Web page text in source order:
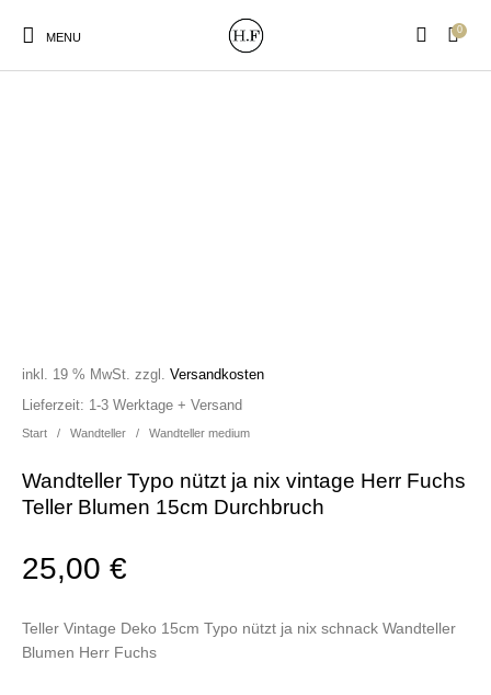
MENU
0
Poster&Notizbücher
für den Kopf
Start / Wandteller / Wandteller medium
Wandteller Typo nützt ja nix vintage Herr Fuchs
Teller Blumen 15cm Durchbruch
25,00€
inkl. 19 % MwSt. zzgl.Versandkosten
Teller Vintage Deko 15cm Typo nützt ja nix schnack Wandteller
Blumen Herr Fuchs
Lieferzeit: 1-3 Werktage + Versand